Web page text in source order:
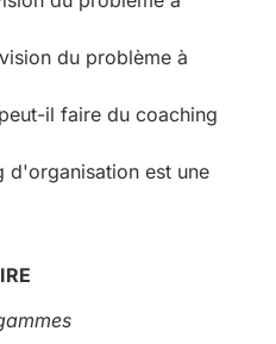
du problème à
il faire du coaching
d'organisation est une